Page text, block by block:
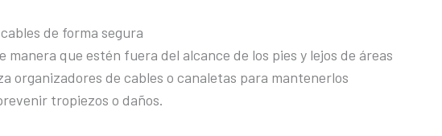
de forma segura
manera que estén fuera del alcance de los pies y lejos de áreas
organizadores de cables o canaletas para mantenerlos
tropiezos o daños.